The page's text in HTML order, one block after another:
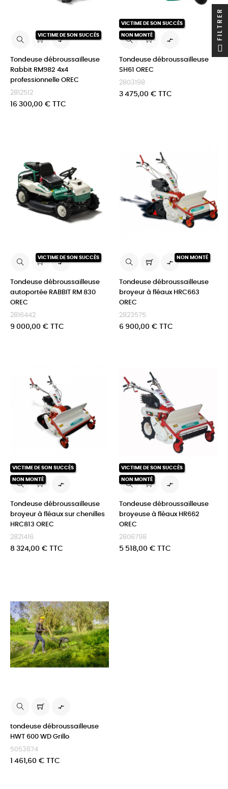
VICTIME DE SON SUCCÈS

Tondeuse débroussailleuse
Rabbit RM982 4x4
professionnelle OREC
2812512
Prix
16 300,00 € TTC
VICTIME DE SON SUCCÈS
NON MONTÉ

Tondeuse débroussailleuse
SH61 OREC
2803198
Prix
3 475,00 € TTC
VICTIME DE SON SUCCÈS

Tondeuse débroussailleuse
autoportée RABBIT RM 830
OREC
2816442
Prix
9 000,00 € TTC
NON MONTÉ

Tondeuse débroussailleuse
broyeur à fléaux HRC663
OREC
2823575
Prix
6 900,00 € TTC
VICTIME DE SON SUCCÈS
NON MONTÉ

Tondeuse débroussailleuse
broyeur à fléaux sur chenilles
HRC813 OREC
2821416
Prix
8 324,00 € TTC
VICTIME DE SON SUCCÈS
NON MONTÉ

Tondeuse débroussailleuse
broyeuse à fléaux HR662
OREC
2806798
Prix
5 518,00 € TTC

tondeuse débroussailleuse
HWT 600 WD Grillo
5053674
Prix
1 461,60 € TTC
FILTRER